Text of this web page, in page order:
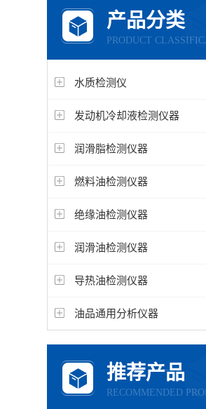
产品分类
水质检测仪
发动机冷却液检测仪器
润滑脂检测仪器
燃料油检测仪器
绝缘油检测仪器
润滑油检测仪器
导热油检测仪器
油品通用分析仪器
推荐产品